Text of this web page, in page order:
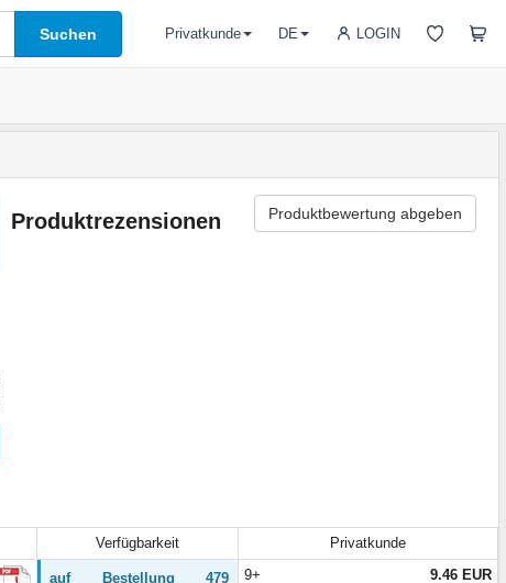
Suchen LOGIN
Privatkunde DE
Produktrezensionen Produktbewertung abgeben
Verfügbarkeit
Privatkunde
auf Bestellung 479
9+
9.46 EUR